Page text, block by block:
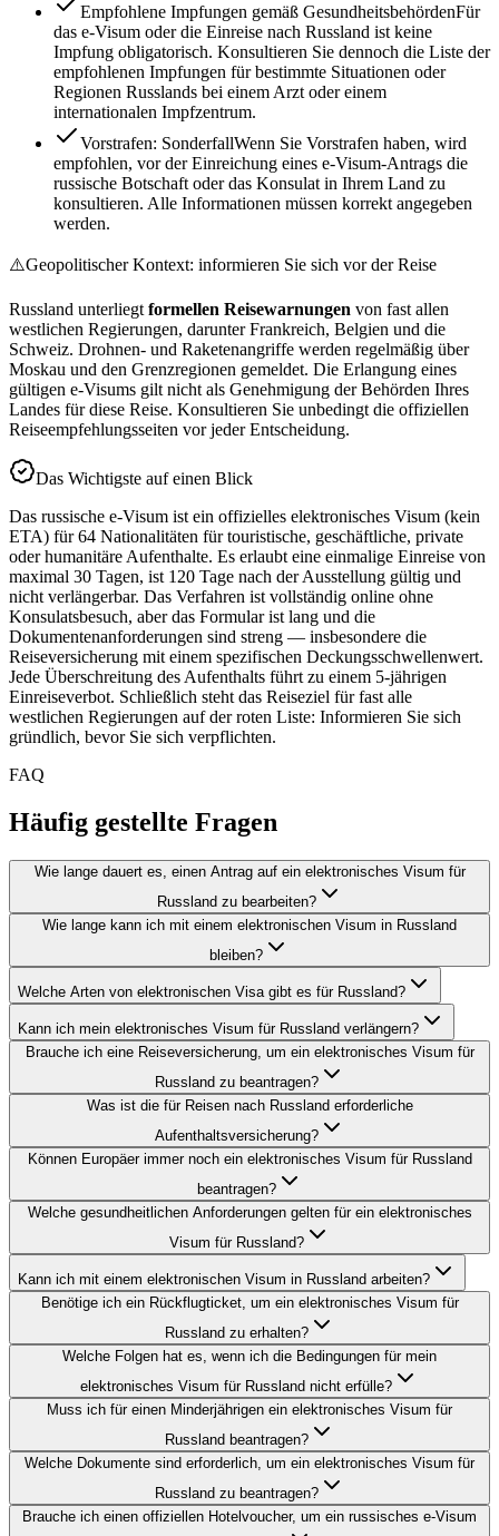
Empfohlene Impfungen gemäß GesundheitsbehördenFür
das e-Visum oder die Einreise nach Russland ist keine
Impfung obligatorisch. Konsultieren Sie dennoch die Liste der
empfohlenen Impfungen für bestimmte Situationen oder
Regionen Russlands bei einem Arzt oder einem
internationalen Impfzentrum.
Vorstrafen: SonderfallWenn Sie Vorstrafen haben, wird
empfohlen, vor der Einreichung eines e-Visum-Antrags die
russische Botschaft oder das Konsulat in Ihrem Land zu
konsultieren. Alle Informationen müssen korrekt angegeben
werden.
⚠️Geopolitischer Kontext: informieren Sie sich vor der Reise
Russland unterliegt formellen Reisewarnungen von fast allen
westlichen Regierungen, darunter Frankreich, Belgien und die
Schweiz. Drohnen- und Raketenangriffe werden regelmäßig über
Moskau und den Grenzregionen gemeldet. Die Erlangung eines
gültigen e-Visums gilt nicht als Genehmigung der Behörden Ihres
Landes für diese Reise. Konsultieren Sie unbedingt die offiziellen
Reiseempfehlungsseiten vor jeder Entscheidung.
Das Wichtigste auf einen Blick
Das russische e-Visum ist ein offizielles elektronisches Visum (kein
ETA) für 64 Nationalitäten für touristische, geschäftliche, private
oder humanitäre Aufenthalte. Es erlaubt eine einmalige Einreise von
maximal 30 Tagen, ist 120 Tage nach der Ausstellung gültig und
nicht verlängerbar. Das Verfahren ist vollständig online ohne
Konsulatsbesuch, aber das Formular ist lang und die
Dokumentenanforderungen sind streng — insbesondere die
Reiseversicherung mit einem spezifischen Deckungsschwellenwert.
Jede Überschreitung des Aufenthalts führt zu einem 5-jährigen
Einreiseverbot. Schließlich steht das Reiseziel für fast alle
westlichen Regierungen auf der roten Liste: Informieren Sie sich
gründlich, bevor Sie sich verpflichten.
FAQ
Häufig gestellte Fragen
Wie lange dauert es, einen Antrag auf ein elektronisches Visum für
Russland zu bearbeiten?
Wie lange kann ich mit einem elektronischen Visum in Russland
bleiben?
Welche Arten von elektronischen Visa gibt es für Russland?
Kann ich mein elektronisches Visum für Russland verlängern?
Brauche ich eine Reiseversicherung, um ein elektronisches Visum für
Russland zu beantragen?
Was ist die für Reisen nach Russland erforderliche
Aufenthaltsversicherung?
Können Europäer immer noch ein elektronisches Visum für Russland
beantragen?
Welche gesundheitlichen Anforderungen gelten für ein elektronisches
Visum für Russland?
Kann ich mit einem elektronischen Visum in Russland arbeiten?
Benötige ich ein Rückflugticket, um ein elektronisches Visum für
Russland zu erhalten?
Welche Folgen hat es, wenn ich die Bedingungen für mein
elektronisches Visum für Russland nicht erfülle?
Muss ich für einen Minderjährigen ein elektronisches Visum für
Russland beantragen?
Welche Dokumente sind erforderlich, um ein elektronisches Visum für
Russland zu beantragen?
Brauche ich einen offiziellen Hotelvoucher, um ein russisches e-Visum